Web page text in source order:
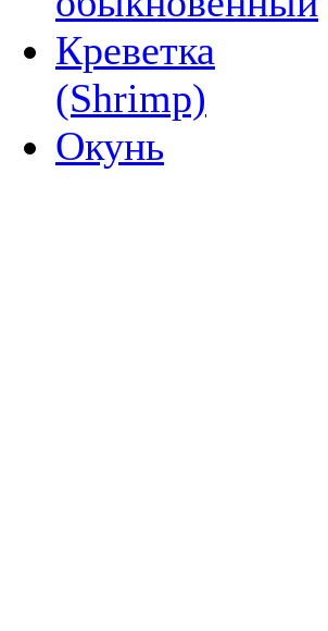
Креветка
(Shrimp)
Окунь